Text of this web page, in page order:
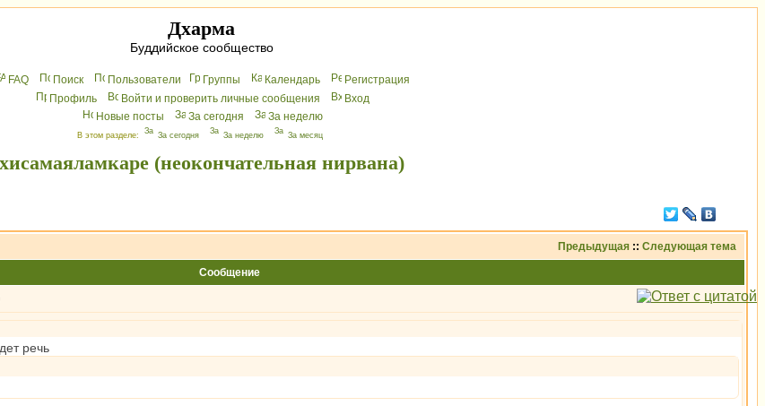
Дхарма
Буддийское сообщество
FAQ Поиск Пользователи Группы Календарь
Peгиcтрaция
Профиль
Войти и проверить личные сообщения
Вхoд
Новые посты
За сегодня За неделю
В этом разделе: За сегодня За неделю За месяц
(неокончательная нирвана)
Предыдущая :: Следующая тема
Сообщение
речь